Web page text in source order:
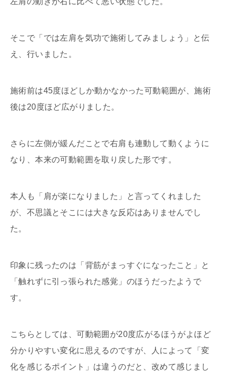
そこで「では左肩を気功で施術してみましょう」と伝
え、行いました。
施術前は45度ほどしか動かなかった可動範囲が、施術
後は20度ほど広がりました。
さらに左側が緩んだことで右肩も連動して動くように
なり、本来の可動範囲を取り戻した形です。
本人も「肩が楽になりました」と言ってくれました
が、不思議とそこには大きな反応はありませんでし
た。
印象に残ったのは「背筋がまっすぐになったこと」と
「触れずに引っ張られた感覚」のほうだったようで
す。
こちらとしては、可動範囲が20度広がるほうがよほど
分かりやすい変化に思えるのですが、人によって「変
化を感じるポイント」は違うのだと、改めて感じまし